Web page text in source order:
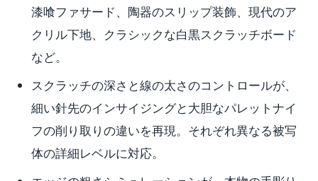
漆喰ファサード、陶器のスリップ装飾、現代のア
クリル下地、クラシックな白黒スクラッチボード
など。
スクラッチの深さと線の太さのコントロールが、
細い針先のインサイジングと大胆なパレットナイ
フの削り取りの違いを再現。それぞれ異なる被写
体の詳細レベルに対応。